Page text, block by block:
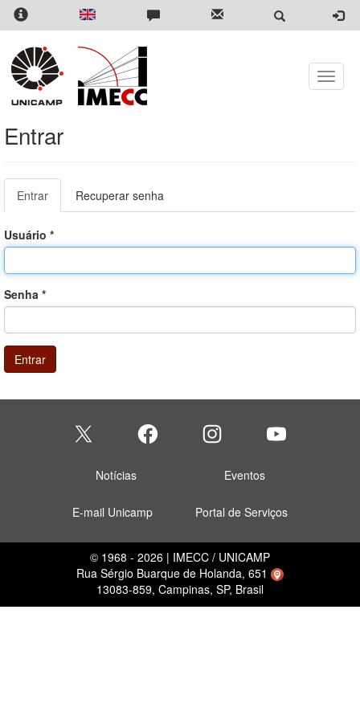
Pular
para
conteúdo
principal
Toggle
Entrar
Abas
primárias
Entrar
ativa)
Recuperar senha
Usuário *
Senha *
Entrar
Notícias Eventos
E-mail Unicamp Portal de Serviços
© 1968 - 2026 | IMECC / UNICAMP
Rua Sérgio Buarque de Holanda, 651
13083-859, Campinas, SP, Brasil